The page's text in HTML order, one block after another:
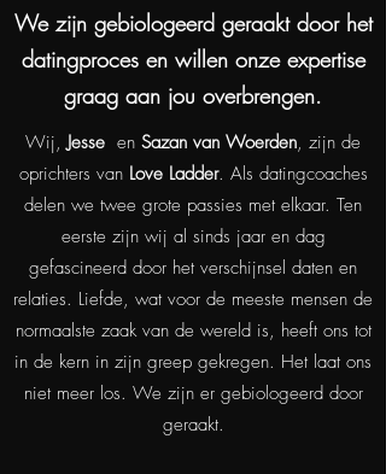
We zijn gebiologeerd geraakt door het
datingproces en willen onze expertise
graag aan jou overbrengen.
Wij,Jesse en Sazan van Woerden, zijn de
oprichters van Love Ladder. Als datingcoaches
delen we twee grote passies met elkaar. Ten
eerste zijn wij al sinds jaar en dag
gefascineerd door het verschijnsel daten en
relaties. Liefde, wat voor de meeste mensen de
normaalste zaak van de wereld is, heeft ons tot
in de kern in zijn greep gekregen. Het laat ons
niet meer los. We zijn er gebiologeerd door
geraakt.